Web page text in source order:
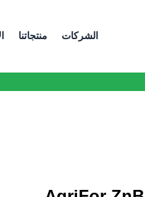
الشركات منتجاتنا